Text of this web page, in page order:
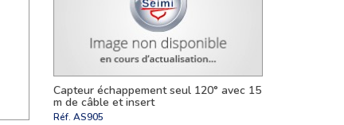
Capteur échappement seul 120° avec 15
m de câble et insert
Réf.AS905